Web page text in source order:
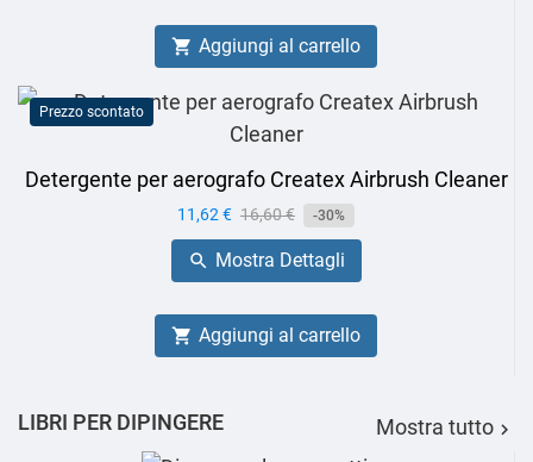
 Aggiungi al carrello
Prezzo scontato
Detergente per aerografo Createx Airbrush Cleaner
Prezzo
11,62 € Prezzo
base
16,60 € -30%
 Mostra Dettagli
 Aggiungi al carrello
LIBRI PER DIPINGERE Mostra tutto 